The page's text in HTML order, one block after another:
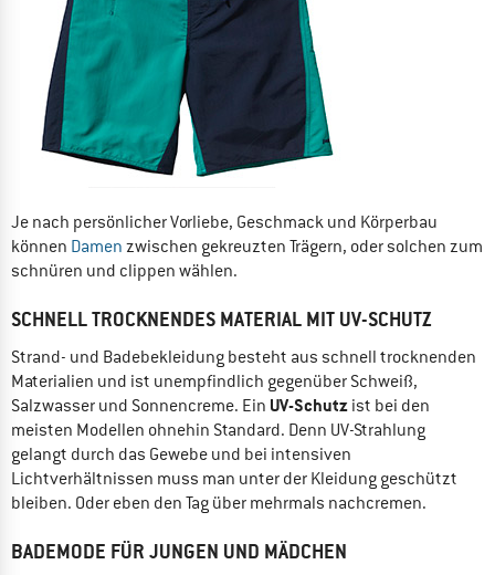
Je nach persönlicher Vorliebe, Geschmack und Körperbau
können Damen zwischen gekreuzten Trägern, oder solchen zum
schnüren und clippen wählen.
SCHNELL TROCKNENDES MATERIAL MIT UV-SCHUTZ
Strand- und Badebekleidung besteht aus schnell trocknenden
Materialien und ist unempfindlich gegenüber Schweiß,
Salzwasser und Sonnencreme. Ein UV-Schutz ist bei den
meisten Modellen ohnehin Standard. Denn UV-Strahlung
gelangt durch das Gewebe und bei intensiven
Lichtverhältnissen muss man unter der Kleidung geschützt
bleiben. Oder eben den Tag über mehrmals nachcremen.
BADEMODE FÜR JUNGEN UND MÄDCHEN